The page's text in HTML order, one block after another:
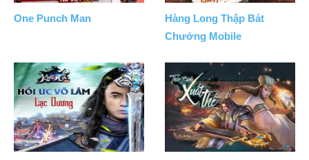
One Punch Man
Hàng Long Thập Bát
Chưởng Mobile